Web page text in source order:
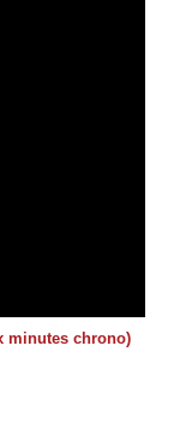
minutes chrono)